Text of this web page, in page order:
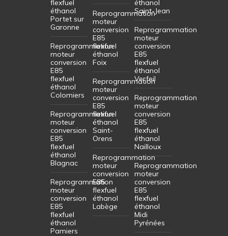
flexfuel
éthanol
Portet sur
Garonne
Reprogrammation
moteur
conversion
E85
flexfuel
éthanol
Colomiers
Reprogrammation
moteur
conversion
E85
flexfuel
éthanol
Blagnac
Reprogrammation
moteur
conversion
E85
flexfuel
éthanol
Pamiers
Reprogrammation
moteur
conversion
E85
flexfuel
éthanol
Foix
Reprogrammation
moteur
conversion
E85
flexfuel
éthanol
Saint-
Orens
Reprogrammation
moteur
conversion
E85
flexfuel
éthanol
Labège
éthanol
Saint-Jean
Reprogrammation
moteur
conversion
E85
flexfuel
éthanol
Verfeil
Reprogrammation
moteur
conversion
E85
flexfuel
éthanol
Nailloux
Reprogrammation
moteur
conversion
E85
flexfuel
éthanol
Midi
Pyrénées